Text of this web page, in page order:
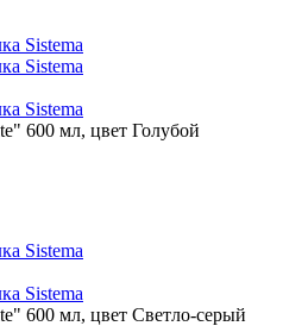
600 мл, цвет Голубой
600 мл, цвет Светло-серый